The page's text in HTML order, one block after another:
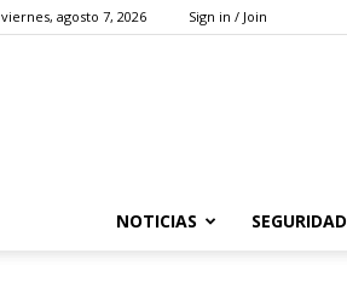
viernes, agosto 7, 2026 Sign in / Join
NOTICIAS SEGURIDAD